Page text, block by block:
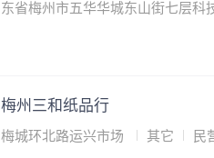
东省梅州市五华华城东山街七层科
梅州三和纸品行
梅城环北路运兴市场 其它 民